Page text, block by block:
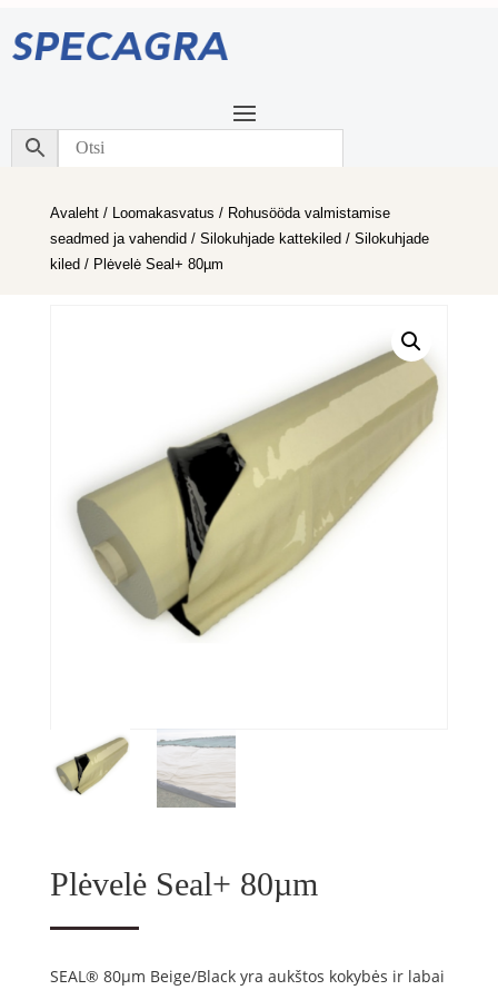
Avaleht/ Loomakasvatus / Rohusööda valmistamise
seadmed ja vahendid / Silokuhjade kattekiled / Silokuhjade
kiled / Plėvelė Seal+ 80µm
Plėvelė Seal+ 80µm
SEAL® 80µm Beige/Black yra aukštos kokybės ir labai